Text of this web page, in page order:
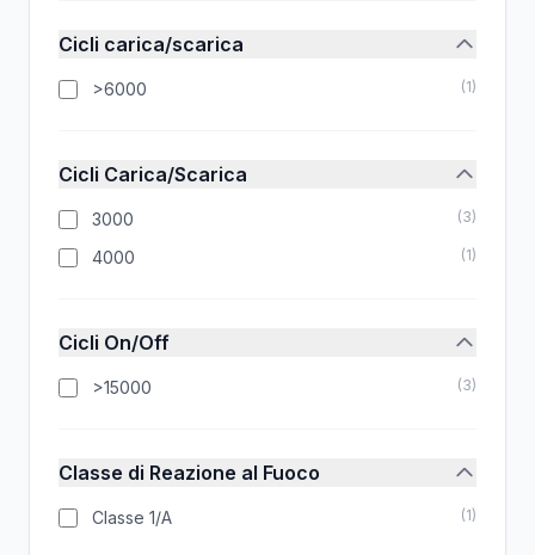
Cicli carica/scarica
>6000 (1)
Cicli Carica/Scarica
3000 (3)
4000 (1)
Cicli On/Off
>15000 (3)
Classe di Reazione al Fuoco
Classe 1/A (1)